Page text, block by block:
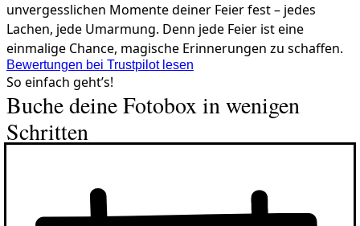
unvergesslichen Momente deiner Feier fest – jedes
Lachen, jede Umarmung. Denn jede Feier ist eine
einmalige Chance, magische Erinnerungen zu schaffen.
Bewertungen bei Trustpilot lesen
So einfach geht’s!
Buche deine Fotobox in wenigen
Schritten